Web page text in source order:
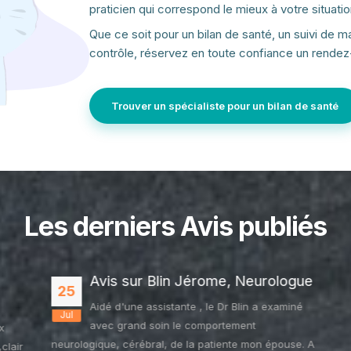
praticien qui correspond le mieux à votre
Que ce soit pour un bilan de santé, un suivi de
contrôle, réservez en toute confiance un
Trouver un spécialiste pour un bilan de santé
Les derniers Avis publiés
25
Jul
Avis sur Blin Jérome, Neurologue
Aidé d'une assistante , le Dr Blin a examiné
avec grand soin le comportement
neurologique, cérébral, de la patiente mon épouse. A